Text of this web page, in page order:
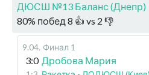
ДЮСШ №13 Баланс (Днепр)
80% побед 8 👍 vs 2 👎
9.04. Финал 1
3:0 Дробова Мария